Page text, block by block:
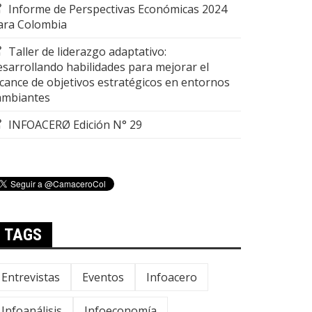
Informe de Perspectivas Económicas 2024
Colombia
Taller de liderazgo adaptativo:
habilidades para mejorar el
de objetivos estratégicos en entornos
INFOACERØ Edición N° 29
TAGS
Entrevistas Eventos Infoacero